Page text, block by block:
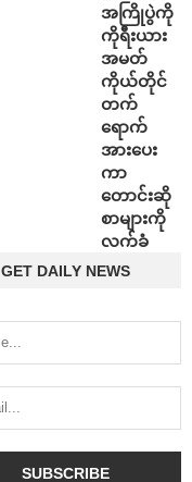
အကြိုပွဲကို
ကိုရီးယား
အမတ်
ကိုယ်တိုင်
တက်
ရောက်
အားပေး
ကာ
တောင်းဆို
စာများကို
လက်ခံ
GET DAILY NEWS